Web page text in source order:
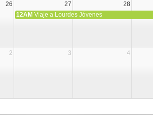
26 27 28
12AM Viaje a Lourdes Jóvenes
2 3 4